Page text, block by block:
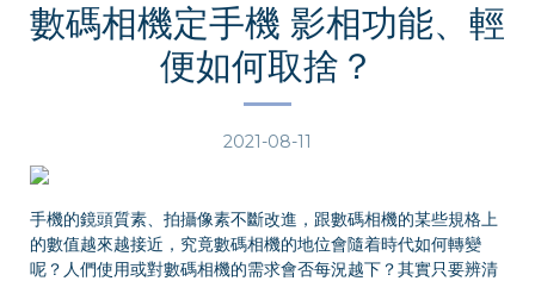
數碼相機定手機 影相功能、輕
便如何取捨？
2021-08-11
手機的鏡頭質素、拍攝像素不斷改進，跟數碼相機的某些規格上
的數值越來越接近，究竟數碼相機的地位會隨着時代如何轉變
呢？人們使用或對數碼相機的需求會否每況越下？其實只要辨清